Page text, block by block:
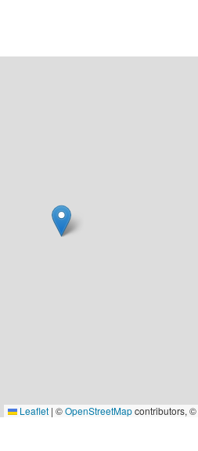
Leaflet | ©OpenStreetMapcontributors, ©